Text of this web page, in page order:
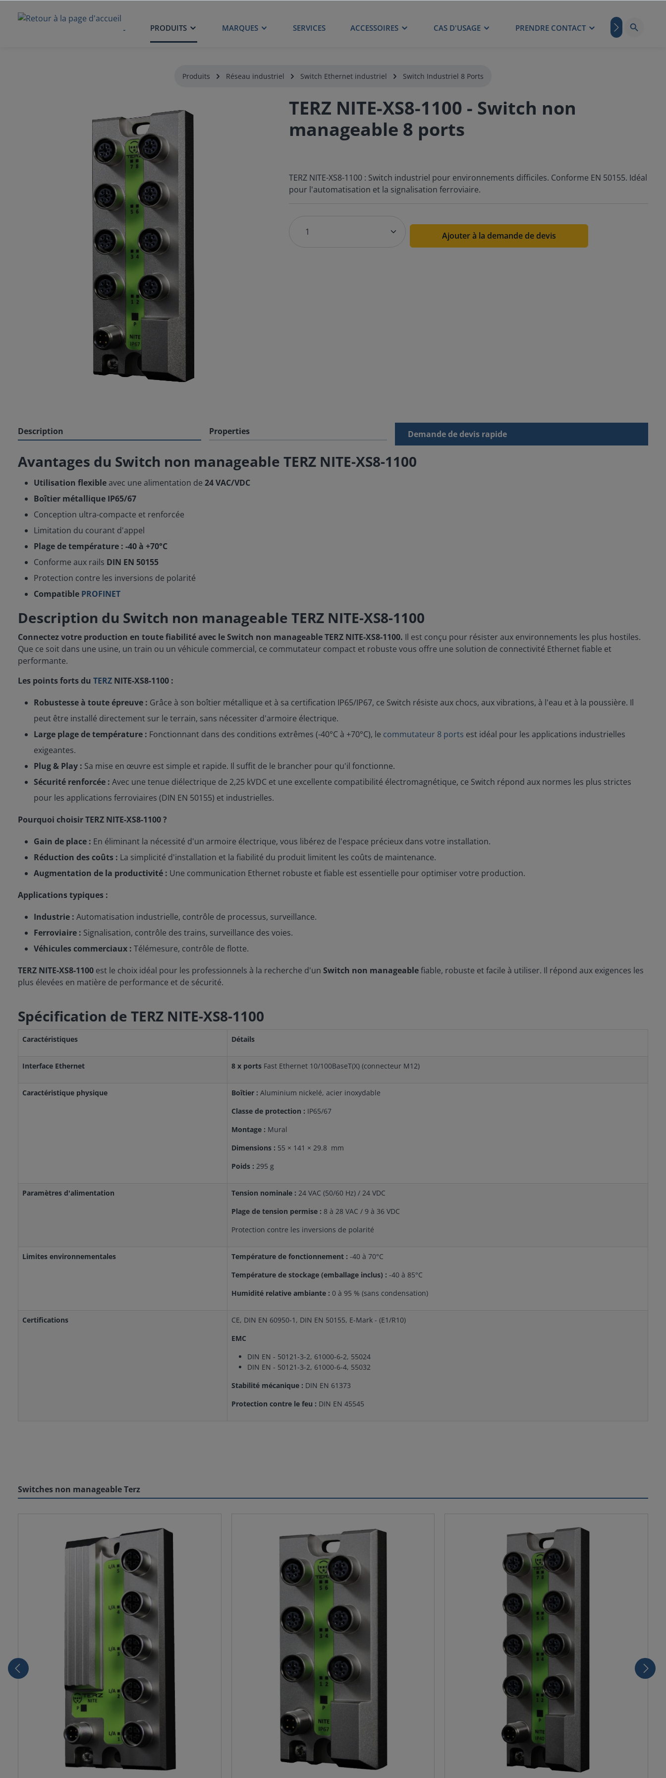
ACCUEIL PRODUITS MARQUES SERVICES ACCESSOIRES CAS D'USAGE PRENDRE CONTACT BLOG
Produits Réseau industriel Switch Ethernet industriel Switch Industriel 8 Ports
TERZ NITE-XS8-1100 - Switch non
manageable 8 ports
TERZ NITE-XS8-1100 : Switch industriel pour environnements difficiles. Conforme EN 50155. Idéal
pour l'automatisation et la signalisation ferroviaire.
Ajouter à la demande de devis
Description Properties Demande de devis rapide
Avantages du Switch non manageable TERZ NITE-XS8-1100
Utilisation flexibleavec une alimentation de 24 VAC/VDC
Boîtier métallique IP65/67
Conception ultra-compacte et renforcée
Limitation du courant d'appel
Plage de température : -40 à +70°C
Conforme aux rails DIN EN 50155
Protection contre les inversions de polarité
Compatible PROFINET
Description du Switch non manageable TERZ NITE-XS8-1100
Connectez votre production en toute fiabilité avec le Switch non manageable TERZ NITE-XS8-1100. Il est conçu pour résister aux environnements les plus hostiles.
Que ce soit dans une usine, un train ou un véhicule commercial, ce commutateur compact et robuste vous offre une solution de connectivité Ethernet fiable et
performante.
Les points forts du TERZ NITE-XS8-1100 :
Robustesse à toute épreuve : Grâce à son boîtier métallique et à sa certification IP65/IP67, ce Switch résiste aux chocs, aux vibrations, à l'eau et à la poussière. Il
peut être installé directement sur le terrain, sans nécessiter d'armoire électrique.
Large plage de température : Fonctionnant dans des conditions extrêmes (-40°C à +70°C), le commutateur 8 ports est idéal pour les applications industrielles
exigeantes.
Plug & Play : Sa mise en œuvre est simple et rapide. Il suffit de le brancher pour qu'il fonctionne.
Sécurité renforcée : Avec une tenue diélectrique de 2,25 kVDC et une excellente compatibilité électromagnétique, ce Switch répond aux normes les plus strictes
pour les applications ferroviaires (DIN EN 50155) et industrielles.
Pourquoi choisir TERZ NITE-XS8-1100 ?
Gain de place : En éliminant la nécessité d'un armoire électrique, vous libérez de l'espace précieux dans votre installation.
Réduction des coûts : La simplicité d'installation et la fiabilité du produit limitent les coûts de maintenance.
Augmentation de la productivité : Une communication Ethernet robuste et fiable est essentielle pour optimiser votre production.
Applications typiques :
Industrie : Automatisation industrielle, contrôle de processus, surveillance.
Ferroviaire : Signalisation, contrôle des trains, surveillance des voies.
Véhicules commerciaux : Télémesure, contrôle de flotte.
TERZ NITE-XS8-1100 est le choix idéal pour les professionnels à la recherche d'un Switch non manageablefiable, robuste et facile à utiliser. Il répond aux exigences les
plus élevées en matière de performance et de sécurité.
Spécification de TERZ NITE-XS8-1100
Caractéristiques Détails
Interface Ethernet 8 x ports Fast Ethernet 10/100BaseT(X) (connecteur M12)
Caractéristique physique Boîtier : Aluminium nickelé, acier inoxydable
Classe de protection : IP65/67
Montage : Mural
Dimensions : 55 × 141 × 29.8 mm
Poids : 295 g
Paramètres d'alimentation Tension nominale : 24 VAC (50/60 Hz) / 24 VDC
Plage de tension permise : 8 à 28 VAC / 9 à 36 VDC
Protection contre les inversions de polarité
Limites environnementales Température de fonctionnement : -40 à 70°C
Température de stockage (emballage inclus) : -40 à 85°C
Humidité relative ambiante : 0 à 95 % (sans condensation)
Certifications
CE, DIN EN 60950-1, DIN EN 50155, E-Mark - (E1/R10)
EMC
DIN EN - 50121-3-2, 61000-6-2, 55024
DIN EN - 50121-3-2, 61000-6-4, 55032
Stabilité mécanique : DIN EN 61373
Protection contre le feu : DIN EN 45545
Switches non manageable Terz